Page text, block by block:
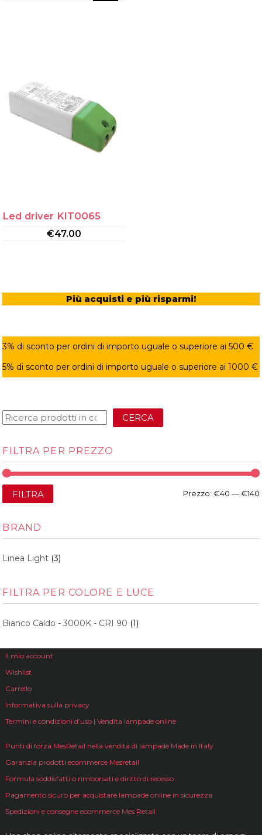
Led driver KIT0065
€47.00
Più acquisti e più risparmi!
3% di sconto per ordini di importo uguale o superiore ai 500 €
5% di sconto per ordini di importo uguale o superiore ai 1000 €
CERCA
FILTRA PER PREZZO
FILTRA Prezzo: €40 —€140
BRAND
Linea Light (3)
FILTRA PER COLORE E LUCE
Bianco Caldo - 3000K - CRI 90 (1)
Il mio account
Wishlist
Carrello
Informativa sulla privacy
Termini e condizioni d’uso | Vendita lampade online
Punti di forza MesRetail nella vendita di lampade Made in Italy
Garanzia prodotti ecommerce Mesretail
Formula soddisfatti o rimborsati e diritto di recesso
Pagamento sicuro per acquistare lampade online in sicurezza
Spedizioni e consegne ecommerce Mes Retail